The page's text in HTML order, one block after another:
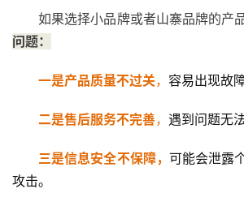
如果选择小品牌或者山寨品牌的产
问题：
一是产品质量不过关， 容易出现故
二是售后服务不完善， 遇到问题无
三是信息安全不保障， 可能会泄露
攻击。